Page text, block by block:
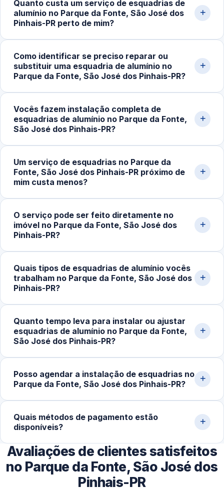
Quanto custa um serviço de esquadrias de
alumínio no Parque da Fonte, São José dos
Pinhais-PR perto de mim?
acabamento e complexidade. Preços começam em
R$180,00 e chegam a R$800,00 ou mais em projetos
Como identificar se preciso reparar ou
substituir uma esquadria de alumínio no
Parque da Fonte, São José dos Pinhais-PR?
ruídos durante o uso, desalinhamento, perda de vedação
contra vento e chuva e desgaste em roldanas e fechos.
Vocês fazem instalação completa de
esquadrias de alumínio no Parque da Fonte,
São José dos Pinhais-PR?
fachadas, divisórias e outros sistemas em alumínio sob
medida, do projeto inicial ao ajuste final, com materiais
Um serviço de esquadrias no Parque da
Fonte, São José dos Pinhais-PR próximo de
mim custa menos?
deslocamento e permite atendimento mais rápido,
otimizando o tempo de execução e facilitando visitas
O serviço pode ser feito diretamente no
imóvel no Parque da Fonte, São José dos
Pinhais-PR?
imóvel, com ferramentas específicas para medição,
montagem e regulagem no local, o que garante mais
Quais tipos de esquadrias de alumínio vocês
trabalham no Parque da Fonte, São José dos
Pinhais-PR?
maxim-ar e basculantes, além de fechamentos de
sacada, divisórias e estruturas sob medida, sempre com
Quanto tempo leva para instalar ou ajustar
esquadrias de alumínio no Parque da Fonte,
São José dos Pinhais-PR?
instalações levam de 1 a 3 horas. Projetos maiores,
como portas e janelas sob medida, podem exigir mais
tempo para garantir precisão e acabamento.
Posso agendar a instalação de esquadrias no
Parque da Fonte, São José dos Pinhais-PR?
com agendamentos programados para obras, reformas
e projetos completos, com melhor organização e maior
precisão na execução.
Quais métodos de pagamento estão
disponíveis?
Aceitamos Pix, cartões de crédito e débito,
transferências bancárias e dinheiro, oferecendo
praticidade aos clientes.
Avaliações de clientes satisfeitos
no Parque da Fonte, São José dos
Pinhais-PR